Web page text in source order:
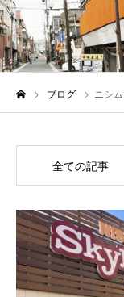
ブログ ニシ
全ての記事